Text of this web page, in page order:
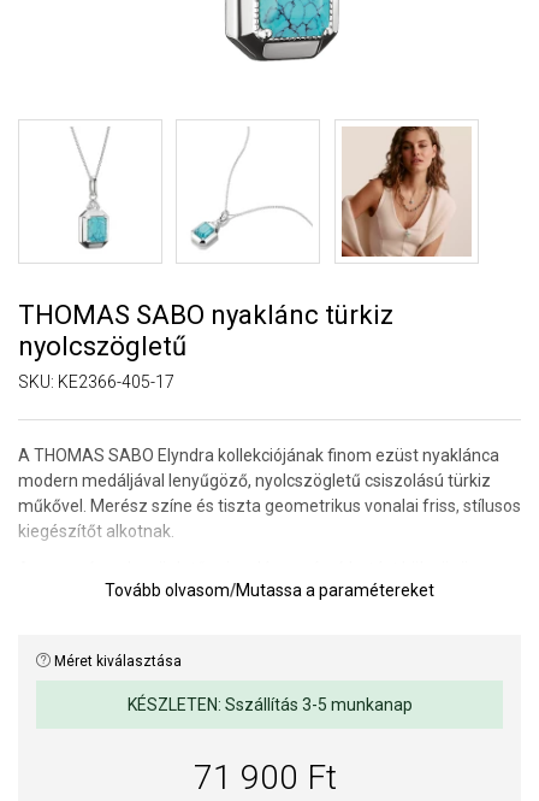
THOMAS SABO nyaklánc türkiz
nyolcszögletű
SKU: KE2366-405-17
A THOMAS SABO Elyndra kollekciójának finom ezüst nyaklánca
modern medáljával lenyűgöző, nyolcszögletű csiszolású türkiz
műkővel. Merész színe és tiszta geometrikus vonalai friss, stílusos
kiegészítőt alkotnak.
kőnek, és kiemeli grafikus jellegét. A minimalista lánc és a feltűnő
Ideális kiegészítő mindennapi viseletre és rétegezésre - egy
ékszer, amely színt és modern eleganciát visz a stílusodba.
Medál mérete: 12,5 x 29 mm.
Tovább olvasom/Mutassa a paramétereket
Méret kiválasztása
KÉSZLETEN: Sszállítás 3-5 munkanap
71 900 Ft